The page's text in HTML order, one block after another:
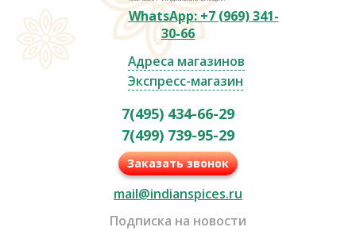
WhatsApp: +7 (969) 341-
30-66
Адреса магазинов
Экспресс-магазин
7(495) 434-66-29
7(499) 739-95-29
Заказать звонок
mail@indianspices.ru
Подписка на новости